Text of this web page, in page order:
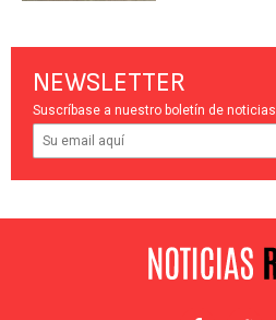
NEWSLETTER
Suscríbase a nuestro boletín de noticias